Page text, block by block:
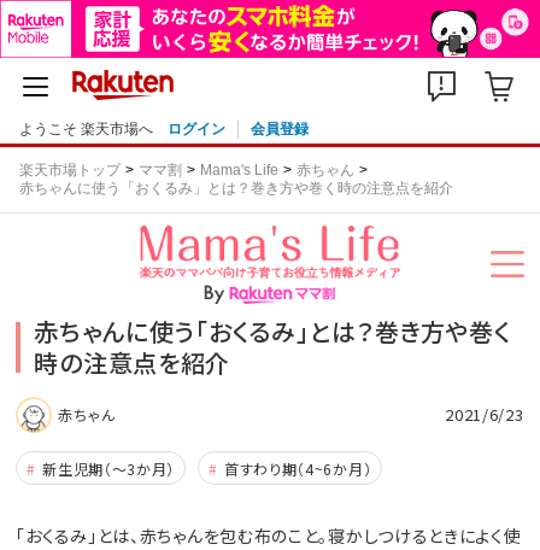
ようこそ 楽天市場へ ログイン 会員登録
楽天市場トップ ママ割 Mama's Life
赤ちゃん
赤ちゃんに使う「おくるみ」とは？巻き方や巻く時の注意点を紹介
赤ちゃんに使う「おくるみ」とは？巻き方や巻く
時の注意点を紹介
赤ちゃん 2021/6/23
新生児期（～3か月） 首すわり期（4~6か月）
「おくるみ」とは、赤ちゃんを包む布のこと。寝かしつけるときによく使